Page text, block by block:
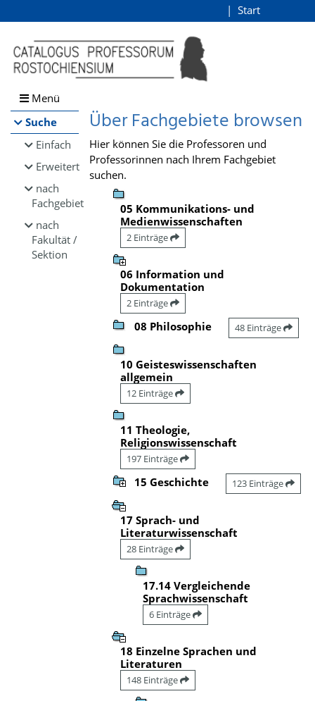
Browsen
direkt zum Inhalt
Start
Menü
Suche
Einfach
Erweitert
nach
Fachgebiet
nach
Fakultät /
Sektion
Über Fachgebiete browsen
Hier können Sie die Professoren und
Professorinnen nach Ihrem Fachgebiet
suchen.
05 Kommunikations- und
Medienwissenschaften
2 Einträge
06 Information und
Dokumentation
2 Einträge
08 Philosophie 48 Einträge
10 Geisteswissenschaften
allgemein
12 Einträge
11 Theologie,
Religionswissenschaft
197 Einträge
15 Geschichte 123 Einträge
17 Sprach- und
Literaturwissenschaft
28 Einträge
17.14 Vergleichende
Sprachwissenschaft
6 Einträge
18 Einzelne Sprachen und
Literaturen
148 Einträge